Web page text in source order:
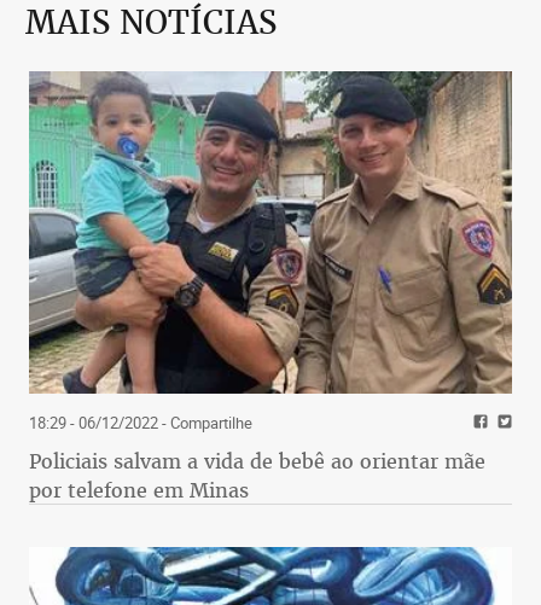
MAIS NOTÍCIAS
18:29 - 06/12/2022- Compartilhe
Policiais salvam a vida de bebê ao orientar mãe
por telefone em Minas